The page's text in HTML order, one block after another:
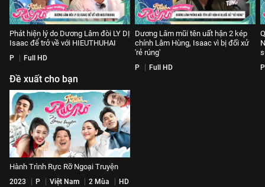
Phát hiện lý do Dương Lâm đòi LY DỊ
Isaac để trở về với HIEUTHUHAI
P Full HD
Dương Lâm mũi tên uất hận 2 kép
chính Lâm Hùng, Isaac vì bị đối xử
'rẻ rúng'
P Full HD P
Đề xuất cho bạn
Hành Trình Rực Rỡ Ngoại Truyện
2023 P Việt Nam 2 Mùa HD